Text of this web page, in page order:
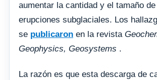
aumentar la cantidad y el tamaño
erupciones subglaciales. Los
se publicaron en la revista
Geophysics, Geosystems .
La razón es que esta descarga de